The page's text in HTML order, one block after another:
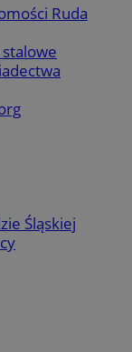
Ruda
Śląskiej